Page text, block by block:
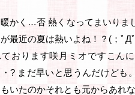
かく…否 熱くなってまいりま
最近の夏は熱いよね！？(；ﾟД
おります咲月ミオですこん
? まだ早いと思うんだけども
いたのかそれとも元からあれ